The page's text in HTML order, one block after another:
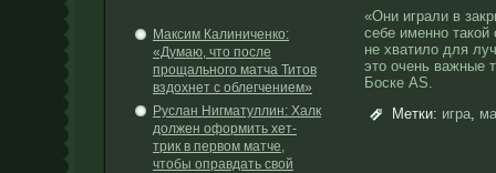
Максим Калиниченко:
«Думаю, что после
прощального матча Титов
вздохнет с облегчением»
Руслан Нигматуллин: Халк
должен оформить хет-
трик в первом матче,
чтобы оправдать свой
«Они играли в
себе именно
не хватило для
это очень важные
Боске AS.
Метки: игра,